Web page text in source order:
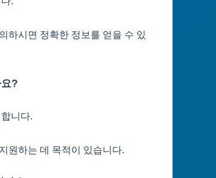
하시면 정확한 정보를 얻을 수 있
?
니다.
원하는 데 목적이 있습니다.